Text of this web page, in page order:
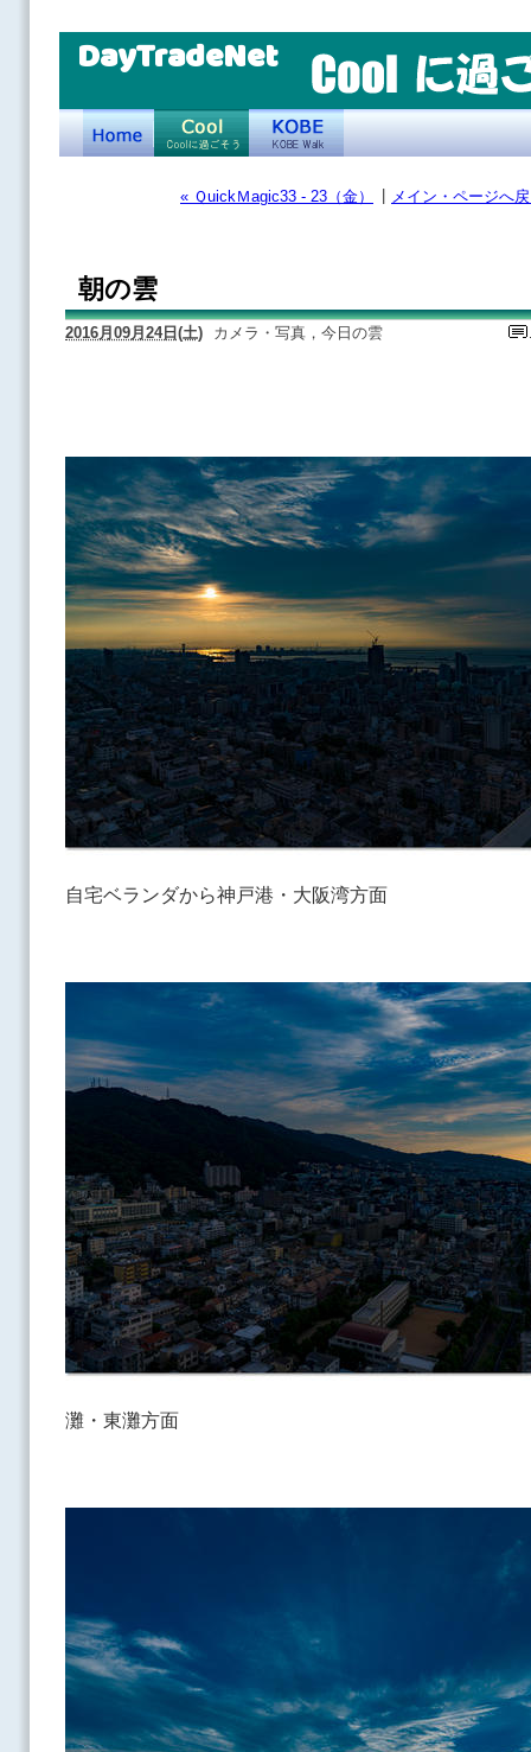
DayTradeNet
« ＱuickＭagic33 - 23（金） メイン・ページへ
朝の雲
2016月09月24日(土) カメラ・写真，今日の雲
自宅ベランダから神戸港・大阪湾方面
灘・東灘方面